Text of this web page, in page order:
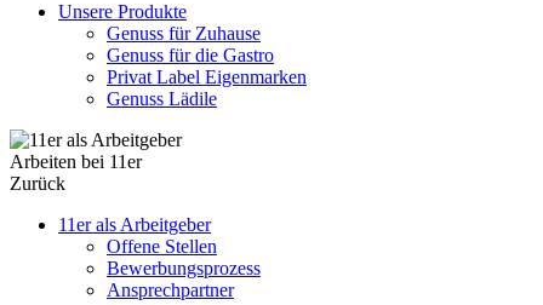
Unsere Produkte
Genuss für Zuhause
Genuss für die Gastro
Privat Label Eigenmarken
Genuss Lädile
Arbeiten bei 11er
Zurück
11er als Arbeitgeber
Offene Stellen
Bewerbungsprozess
Ansprechpartner